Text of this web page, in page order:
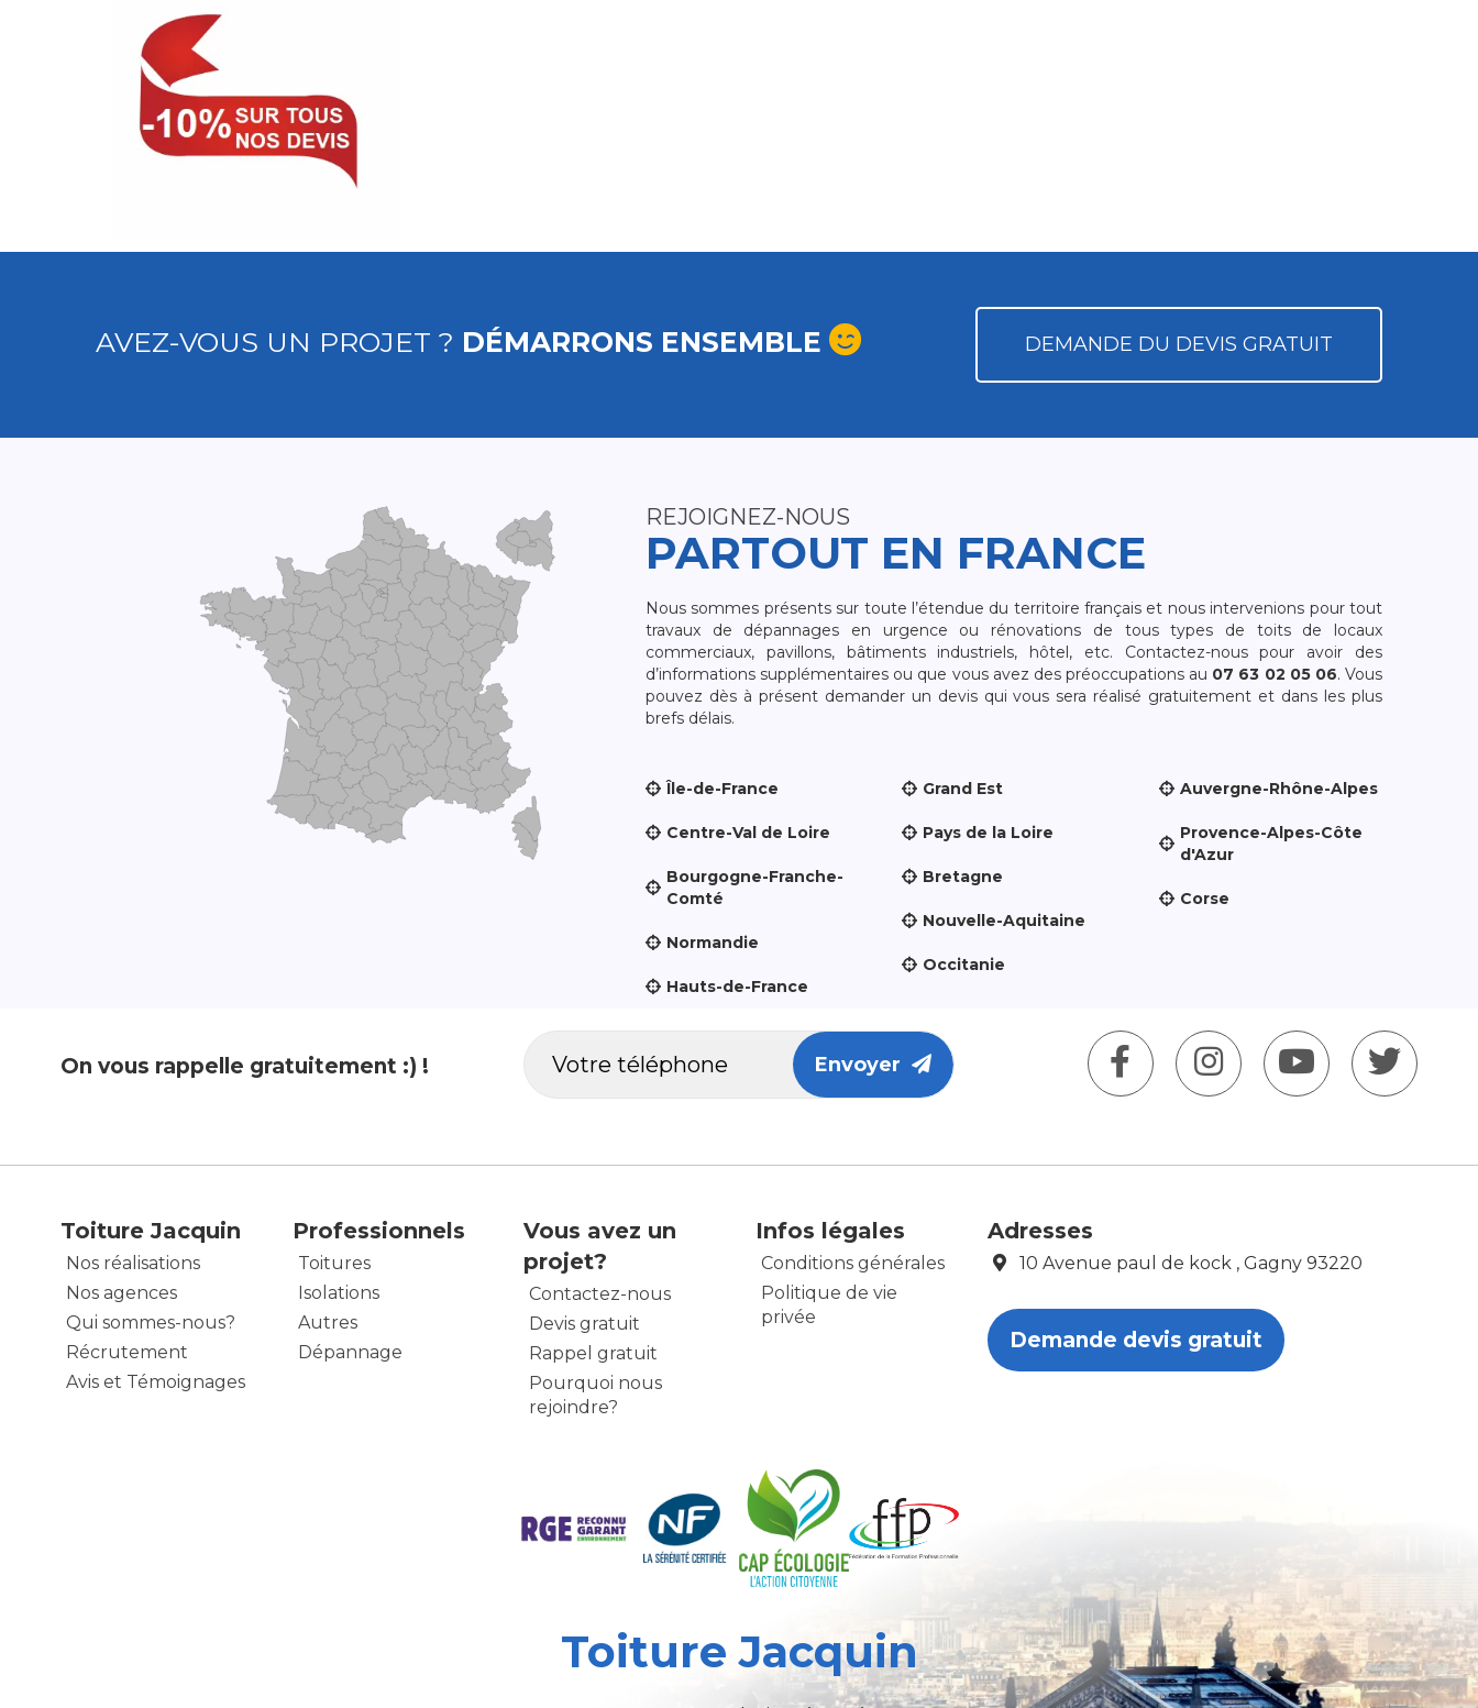
AVEZ-VOUS UN PROJET ? DÉMARRONS ENSEMBLE DEMANDE DU DEVIS GRATUIT
REJOIGNEZ-NOUS
PARTOUT EN FRANCE
Nous sommes présents sur toute l’étendue du territoire français et nous intervenions pour tout
travaux de dépannages en urgence ou rénovations de tous types de toits de locaux
commerciaux, pavillons, bâtiments industriels, hôtel, etc. Contactez-nous pour avoir des
d’informations supplémentaires ou que vous avez des préoccupations au 07 63 02 05 06. Vous
pouvez dès à présent demander un devis qui vous sera réalisé gratuitement et dans les plus
brefs délais.
Île-de-France
Centre-Val de Loire
Bourgogne-Franche-
Comté
Normandie
Hauts-de-France
Grand Est
Pays de la Loire
Bretagne
Nouvelle-Aquitaine
Occitanie
Auvergne-Rhône-Alpes
Provence-Alpes-Côte
d'Azur
Corse
On vous rappelle gratuitement :) ! Envoyer
Toiture Jacquin
Nos réalisations
Nos agences
Qui sommes-nous?
Récrutement
Avis et Témoignages
Professionnels
Toitures
Isolations
Autres
Dépannage
Vous avez un
projet?
Contactez-nous
Devis gratuit
Rappel gratuit
Pourquoi nous
rejoindre?
Infos légales
Conditions générales
Politique de vie
privée
Adresses
10 Avenue paul de kock , Gagny 93220
Demande devis gratuit
Toiture Jacquin